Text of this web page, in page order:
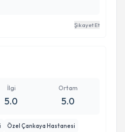
nefes almada ciddi
Şikayet Et
İlgi
5.0
Ortam
5.0
Özel Çankaya Hastanesi